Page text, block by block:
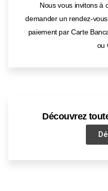
Nous vous invitons à
demander un rendez-
paiement par Carte
ou
Découvrez